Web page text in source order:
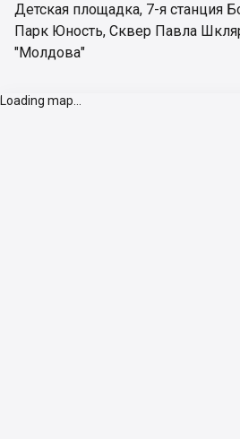
Детская площадка, 7-я станция
Парк Юность, Сквер Павла
"Молдова"
Loading map...